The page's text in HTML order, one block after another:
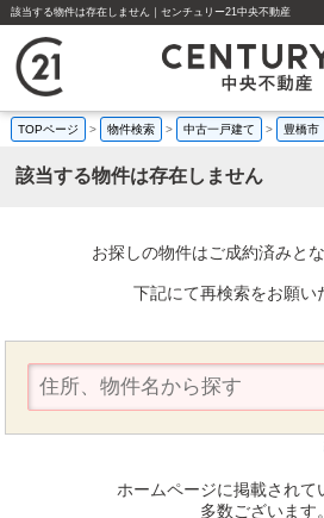
該当する物件は存在しません｜センチュリー21中央不動産
TOPページ > 物件検索 > 中古一戸建て > 豊橋市
該当する物件は存在しません
お探しの物件はご成約済みと
下記にて再検索をお願い
ホームページに掲載されて
多数ございます。